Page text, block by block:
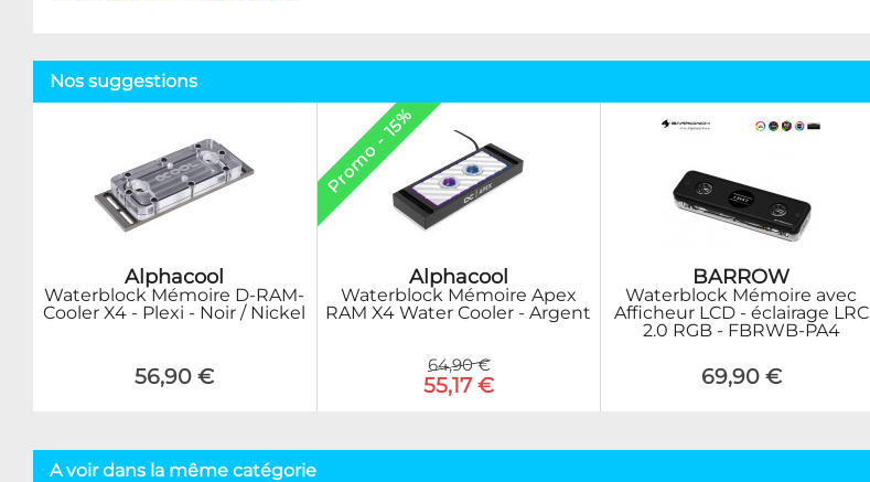
Nos suggestions
Alphacool
Waterblock Mémoire D-RAM-
Cooler X4 - Plexi - Noir / Nickel
56,90 €
Promo - 15%
Alphacool
Waterblock Mémoire Apex
RAM X4 Water Cooler - Argent
64,90 €
55,17 €
BARROW
Waterblock Mémoire avec
Afficheur LCD - éclairage LRC
2.0 RGB - FBRWB-PA4
69,90 €
A voir dans la même catégorie